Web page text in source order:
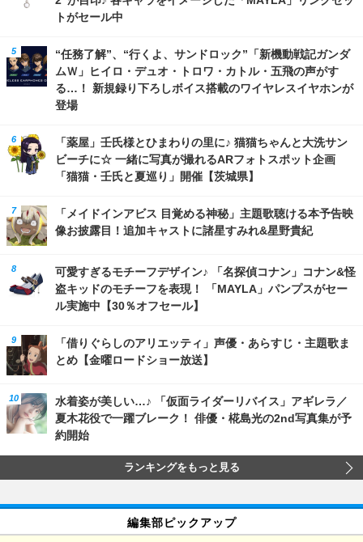
トがセール中
“任務了解”、“行くよ、サンドロック”「新機動戦記ガンダ
ムＷ」ヒイロ・デュオ・トロワ・カトル・五飛の声がす
る…！ 新規録り下ろしボイス搭載のワイヤレスイヤホンが
登場
「薬屋」壬氏様とひまわりの里に♪ 猫猫ちゃんと大洗サン
ビーチに☆ 一緒に写真が撮れるARフォトスポット企画
「猫猫・壬氏と夏巡り」開催【茨城県】
「メイドインアビス 目覚める神秘」主題歌聴ける本予告映
像お披露目！追加キャストに諸星すみれ&星野貴紀
可愛すぎるモチーフデザイン♪ 「名探偵コナン」コナン&怪
盗キッドのモチーフを表現！ 「MAYLA」パンプスがセー
ル実施中【30％オフセール】
「借りぐらしのアリエッティ」声優・あらすじ・主題歌ま
とめ【金曜ロードショー放送】
水着姿が美しい…♪ 「仮面ライダーリバイス」アギレラ／
夏木花役で一躍ブレーク！ 俳優・椛島光の2nd写真集が予
約開始
ランキングをもっと見る
編集部ピックアップ